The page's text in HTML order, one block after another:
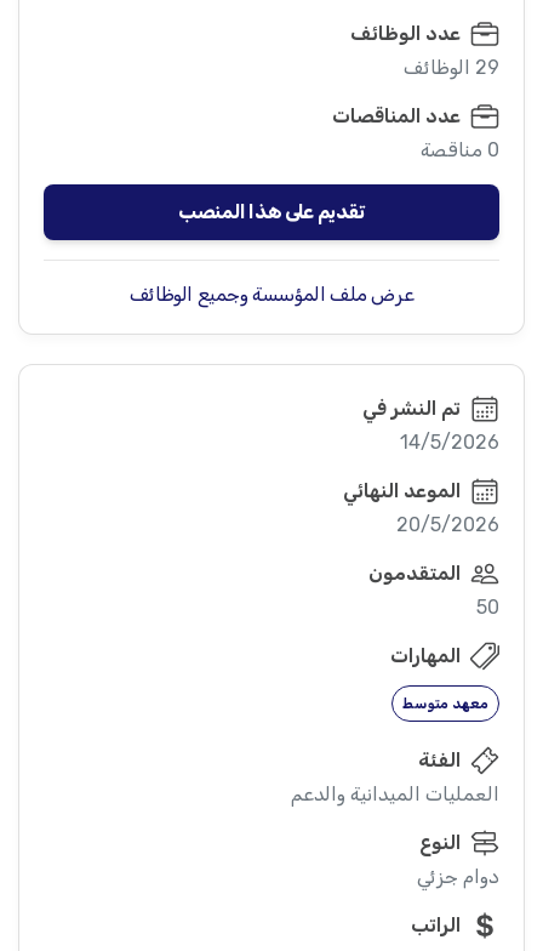
عدد الوظائف
29 الوظائف
عدد المناقصات
0 مناقصة
تقديم على هذا المنصب
عرض ملف المؤسسة وجميع الوظائف
تم النشر في
14/5/2026
الموعد النهائي
20/5/2026
المتقدمون
50
المهارات
معهد متوسط
الفئة
العمليات الميدانية والدعم
النوع
دوام جزئي
الراتب